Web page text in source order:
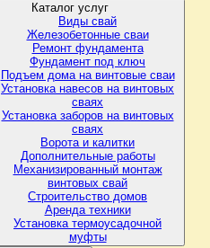
Каталог услуг
Виды свай
Железобетонные сваи
Ремонт фундамента
Фундамент под ключ
Подъем дома на винтовые сваи
Установка навесов на винтовых
сваях
Установка заборов на винтовых
сваях
Ворота и калитки
Дополнительные работы
Механизированный монтаж
винтовых свай
Строительство домов
Аренда техники
Установка термоусадочной
муфты